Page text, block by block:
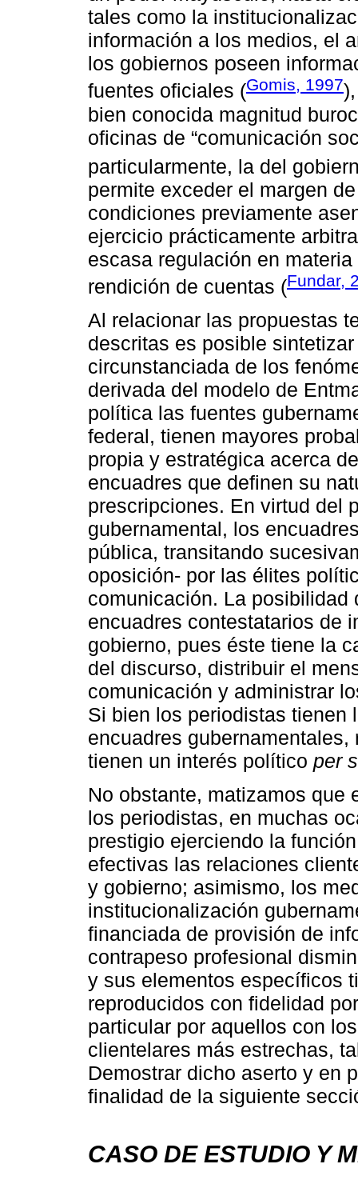
tales como la
información a los medios, el
los gobiernos poseen
fuentes oficiales (Gomis, 1997
bien conocida magnitud
oficinas de “comunicación
particularmente, la del
permite exceder el margen
condiciones previamente
ejercicio prácticamente
escasa regulación en
rendición de cuentas (Fundar,
Al relacionar las propuestas
descritas es posible
circunstanciada de los
derivada del modelo de
política las fuentes
federal, tienen mayores
propia y estratégica acerca
encuadres que definen su
prescripciones. En virtud del
gubernamental, los
pública, transitando
oposición- por las élites
comunicación. La
encuadres contestatarios de
gobierno, pues éste tiene la
del discurso, distribuir el
comunicación y administrar
Si bien los periodistas tienen
encuadres
tienen un interés político per
No obstante, matizamos que
los periodistas, en muchas
prestigio ejerciendo la
efectivas las relaciones
y gobierno; asimismo, los
institucionalización
financiada de provisión de
contrapeso profesional
y sus elementos específicos
reproducidos con fidelidad
particular por aquellos con
clientelares más estrechas,
Demostrar dicho aserto y en
finalidad de la siguiente
CASO DE ESTUDIO Y